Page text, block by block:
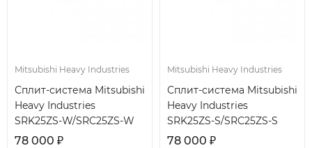
Mitsubishi Heavy Industries
Сплит-система Mitsubishi
Heavy Industries
SRK25ZS-W/SRC25ZS-W
78 000 ₽
Mitsubishi Heavy Industries
Сплит-система Mitsubishi
Heavy Industries
SRK25ZS-S/SRC25ZS-S
78 000 ₽